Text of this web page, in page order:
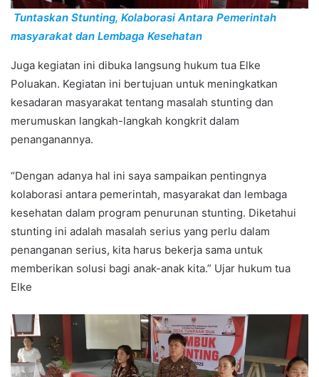
Tuntaskan Stunting, Kolaborasi Antara Pemerintah
masyarakat dan Lembaga Kesehatan
Juga kegiatan ini dibuka langsung hukum tua Elke
Poluakan. Kegiatan ini bertujuan untuk meningkatkan
kesadaran masyarakat tentang masalah stunting dan
merumuskan langkah-langkah kongkrit dalam
penanganannya.
“Dengan adanya hal ini saya sampaikan pentingnya
kolaborasi antara pemerintah, masyarakat dan lembaga
kesehatan dalam program penurunan stunting. Diketahui
stunting ini adalah masalah serius yang perlu dalam
penanganan serius, kita harus bekerja sama untuk
memberikan solusi bagi anak-anak kita.” Ujar hukum tua
Elke